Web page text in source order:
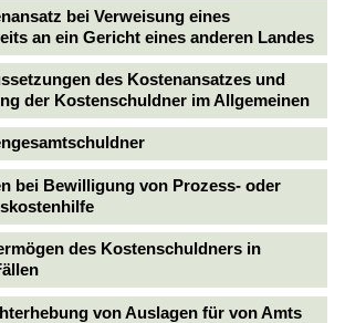
bei Verweisung eines
an ein Gericht eines anderen Landes
des Kostenansatzes und
der Kostenschuldner im Allgemeinen
bei Bewilligung von Prozess- oder
des Kostenschuldners in
von Auslagen für von Amts